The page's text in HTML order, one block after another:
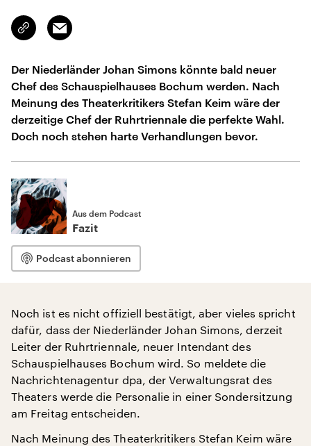
Link
kopieren/teilen
Email
Der Niederländer Johan Simons könnte bald neuer
Chef des Schauspielhauses Bochum werden. Nach
Meinung des Theaterkritikers Stefan Keim wäre der
derzeitige Chef der Ruhrtriennale die perfekte Wahl.
Doch noch stehen harte Verhandlungen bevor.
Aus dem Podcast
Fazit
Podcast abonnieren
Noch ist es nicht offiziell bestätigt, aber vieles spricht
dafür, dass der Niederländer Johan Simons, derzeit
Leiter der Ruhrtriennale, neuer Intendant des
Schauspielhauses Bochum wird. So meldete die
Nachrichtenagentur dpa, der Verwaltungsrat des
Theaters werde die Personalie in einer Sondersitzung
am Freitag entscheiden.
Nach Meinung des Theaterkritikers Stefan Keim wäre